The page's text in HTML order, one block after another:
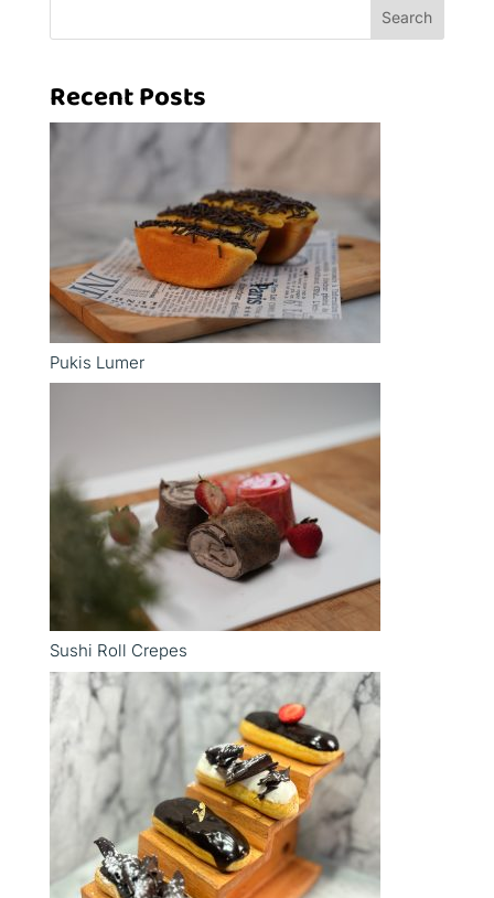
Search
Recent Posts
Pukis Lumer
Sushi Roll Crepes